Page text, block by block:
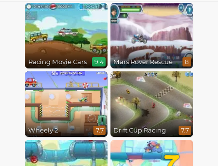
Racing Movie Cars 9.4 Mars Rover Rescue 8
Wheely 2 7.7 Drift Cup Racing 7.7